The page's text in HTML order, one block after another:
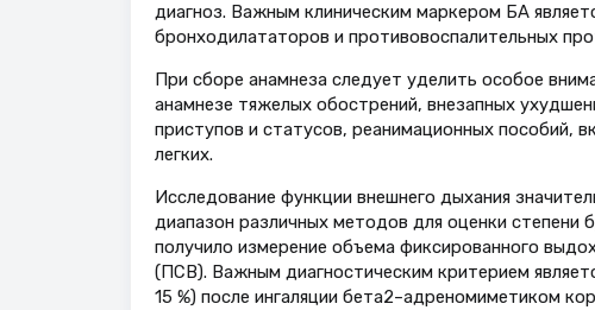
диагноз. Важным клиническим маркером БА
бронходилататоров и противовоспалительных
При сборе анамнеза следует уделить особое
анамнезе тяжелых обострений, внезапных
приступов и статусов, реанимационных пособий,
легких.
Исследование функции внешнего дыхания
диапазон различных методов для оценки степени
получило измерение объема фиксированного
(ПСВ). Важным диагностическим критерием
15 %) после ингаляции бета2–адреномиметиком